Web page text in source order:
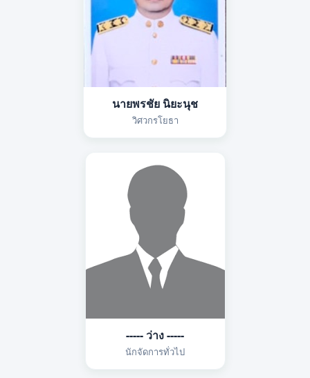
นายพรชัย นิยะนุช
วิศวกรโยธา
----- ว่าง -----
นักจัดการทั่วไป